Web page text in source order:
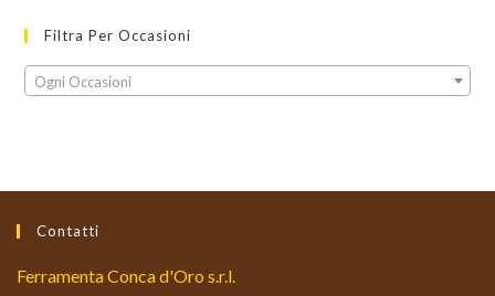
Filtra Per Occasioni
Ogni Occasioni
Contatti
Ferramenta Conca d'Oro s.r.l.